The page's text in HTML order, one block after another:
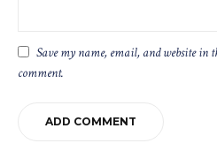
Save my name, email, and website in
comment.